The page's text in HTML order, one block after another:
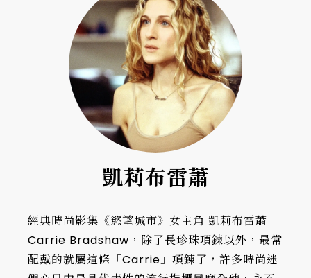
凱莉布雷蕭
經典時尚影集《慾望城市》女主角 凱莉布雷蕭
Carrie Bradshaw，除了長珍珠項鍊以外，最常
配戴的就屬這條「Carrie」項鍊了，許多時尚迷